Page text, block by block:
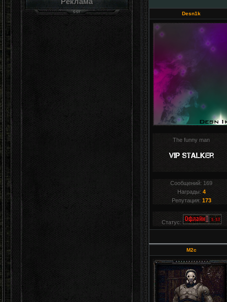
Desn1k
The funny man
Сообщений: 169
Награды: 4
Репутация: 173
Статус:
M2c